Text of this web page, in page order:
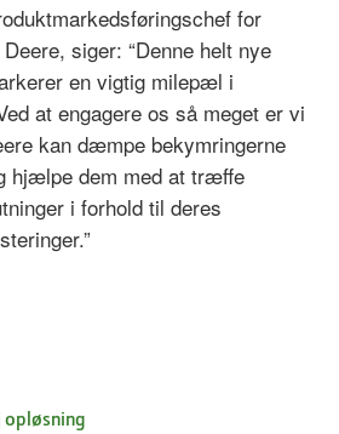
for
siger: “Denne helt nye
en vigtig milepæl i
at engagere os så meget er vi
kan dæmpe bekymringerne
hjælpe dem med at træffe
i forhold til deres
opløsning